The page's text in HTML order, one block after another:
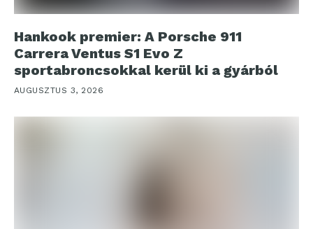
Hankook premier: A Porsche 911
Carrera Ventus S1 Evo Z
sportabroncsokkal kerül ki a gyárból
AUGUSZTUS 3, 2026